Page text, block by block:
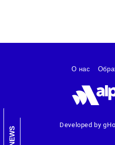
NEWS
Developed by
О нас